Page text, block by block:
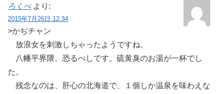
ろくべ より:
2015年7月26日 12:34
>かぢチャン
放浪女を刺激しちゃったようですね。
八幡平界隈、恐るべしです。硫黄臭のお湯が一杯でし
た。
残念なのは、肝心の北海道で、１個しか温泉を味わえな